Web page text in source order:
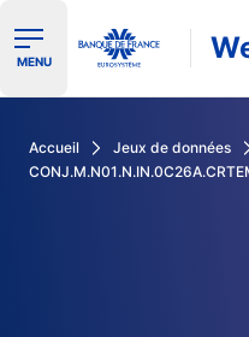
Ouvrir le menu de
MENU
Accueil Jeux de données